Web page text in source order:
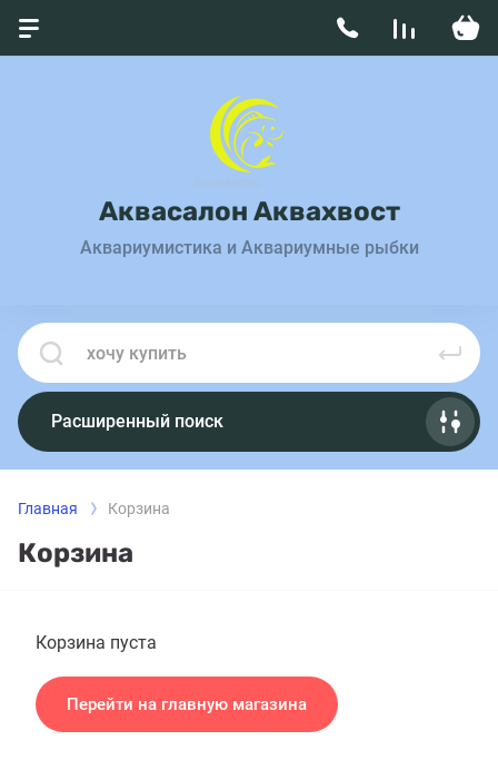
Аквасалон Аквахвост
Аквариумистика и Аквариумные рыбки
Расширенный поиск
Главная Корзина
Корзина
Корзина пуста
Перейти на главную магазина